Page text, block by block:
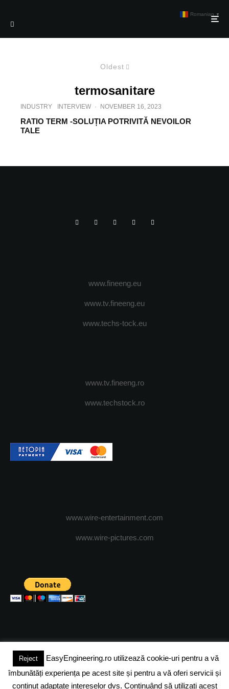
Oldest
termosanitare
INDUSTRY INTERVIEW · NOVEMBER 16, 2023
RATIO TERM -SOLUȚIA POTRIVITĂ NEVOILOR
TALE
www.fineeng.eu
www.tv.fineeng.eu
www.techs-tock.eu
www.tv.fineeng.ro
www.techstock.ro
www.wire-entertainment.com
www.wire-pictures.com
(c) 2024 - FineEngineeringMagazine. All rights reserved.
DESPRE NOI ADVERTISING JOBS DESPRE COOKIES
Reject
EasyEngineering.ro utilizează cookie-uri pentru a vă
îmbunătăți experiența pe acest site și pentru a vă oferi servicii și
conținut adaptate intereselor dvs. Continuând să utilizați acest
Romanian ▼